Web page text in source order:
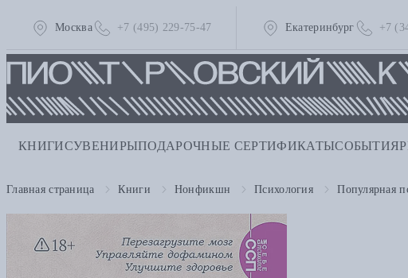
Москва +7 (495) 229-75-47 Екатеринбург +7
КНИГИСУВЕНИРЫПОДАРОЧНЫЕ СЕРТИФИКАТЫСОБЫТИЯ
Главная страница Книги Нонфикшн Психология Популярная